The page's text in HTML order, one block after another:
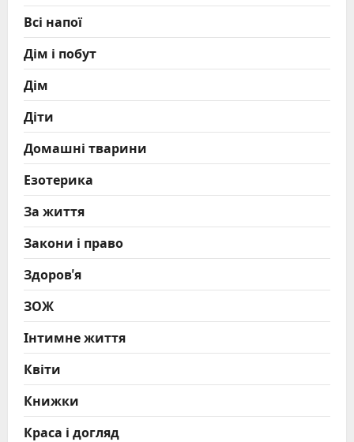
Всі напої
Дім і побут
Дім
Діти
Домашні тварини
Езотерика
За життя
Закони і право
Здоров'я
ЗОЖ
Інтимне життя
Квіти
Книжки
Краса і догляд